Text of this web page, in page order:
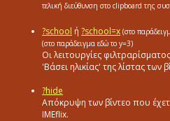
τελική διεύθυνση στο clipboard της
?school ή ?school=x (στο
(στο παράδειγμα εδώ το y=3)
Οι λειτουργίες
'Βάσει ηλικίας' της λίστας των
?hide
Απόκρυψη των βίντεο που
ΙΜΕflix.